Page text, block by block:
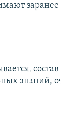
заранее
знаний,